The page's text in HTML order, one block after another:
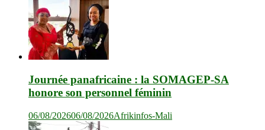
Journée panafricaine : la SOMAGEP-SA
honore son personnel féminin
06/08/202606/08/2026Afrikinfos-Mali